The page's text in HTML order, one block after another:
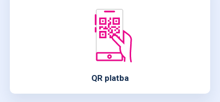
QR platba